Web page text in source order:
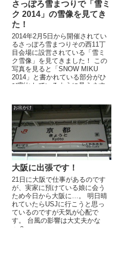
さっぽろ雪まつりで「雪ミ
ク 2014」の雪像を見てき
た！
2014年2月5日から開催されてい
るさっぽろ雪まつりその西11丁
目会場に設営されている「雪ミ
ク雪像」を見てきました！ この
写真を見ると「SNOW MIKU
2014」と書かれている部分がひ
び割れしているように見えます
お出かけ
大阪に出張です！
21日に大阪で仕事があるのです
が、実家に預けている娘に会う
ため今日から大阪に…。 明日晴
れていたらUSJに行こうと思っ
ているのですが天気が心配で
す。 台風の影響は大丈夫かな
ぁ？